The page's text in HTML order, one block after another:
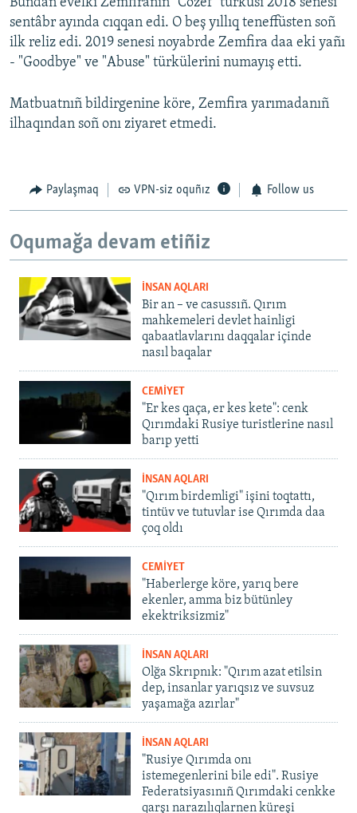
Bundan evelki Zemfiranıñ "Cozef" türküsi 2018 senesi
sentâbr ayında cıqqan edi. O beş yıllıq teneffüsten soñ
ilk reliz edi. 2019 senesi noyabrde Zemfira daa eki yañı
- "Goodbye" ve "Abuse" türkülerini numayış etti.
Matbuatnıñ bildirgenine köre, Zemfira yarımadanıñ
ilhaqından soñ onı ziyaret etmedi.
Paylaşmaq VPN-siz oquñız Follow us
Oqumağa devam etiñiz
İNSAN AQLARI
Bir an – ve casussıñ. Qırım
mahkemeleri devlet hainligi
qabaatlavlarını daqqalar içinde
nasıl baqalar
CEMİYET
"Er kes qaça, er kes kete": cenk
Qırımdaki Rusiye turistlerine nasıl
barıp yetti
İNSAN AQLARI
"Qırım birdemligi" işini toqtattı,
tintüv ve tutuvlar ise Qırımda daa
çoq oldı
CEMİYET
"Haberlerge köre, yarıq bere
ekenler, amma biz bütünley
ekektriksizmiz"
İNSAN AQLARI
Olğa Skrıpnık: "Qırım azat etilsin
dep, insanlar yarıqsız ve suvsuz
yaşamağa azırlar"
İNSAN AQLARI
"Rusiye Qırımda onı
istemegenlerini bile edi". Rusiye
Federatsiyasınıñ Qırımdaki cenkke
qarşı narazılıqlarnen küreşi